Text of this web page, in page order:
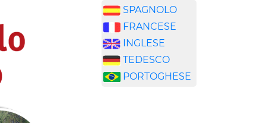
SPAGNOLO
FRANCESE
INGLESE
TEDESCO
PORTOGHESE